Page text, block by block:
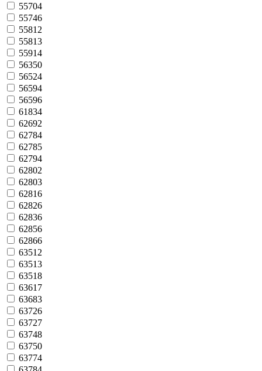
55704
55746
55812
55813
55914
56350
56524
56594
56596
61834
62692
62784
62785
62794
62802
62803
62816
62826
62836
62856
62866
63512
63513
63518
63617
63683
63726
63727
63748
63750
63774